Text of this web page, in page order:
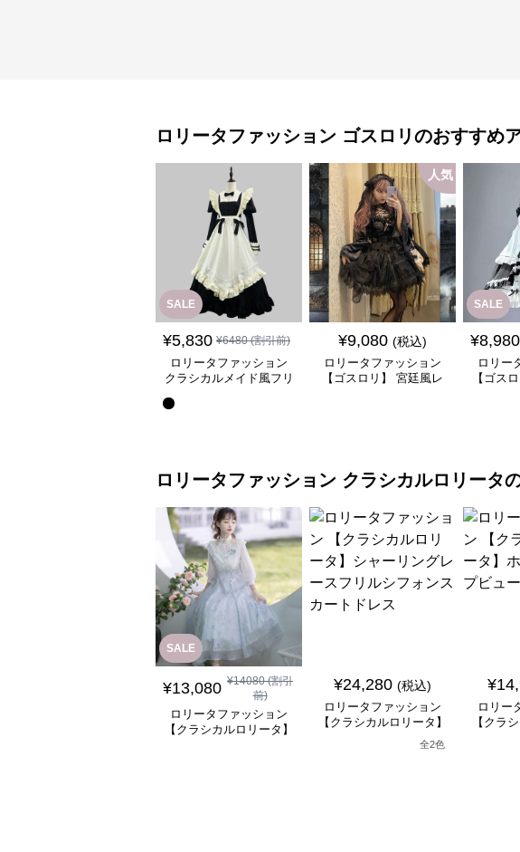
ロリータファッション ゴスロリのおすすめ
SALE
¥5,830 ¥6480(割引前)
ロリータファッション
クラシカルメイド風フリ
人気
¥9,080 (税込)
ロリータファッション
【ゴスロリ】 宮廷風レ
SALE
¥8,980
ロリー
【ゴス
ロリータファッション クラシカルロリータ
SALE
¥13,080 ¥14080(割引
前)
ロリータファッション
【クラシカルロリータ】
¥24,280 (税込)
ロリータファッション
【クラシカルロリータ】
シャーリングレースフリ
ルシフォンスカートドレ
全2色
¥
ロリー
【クラ